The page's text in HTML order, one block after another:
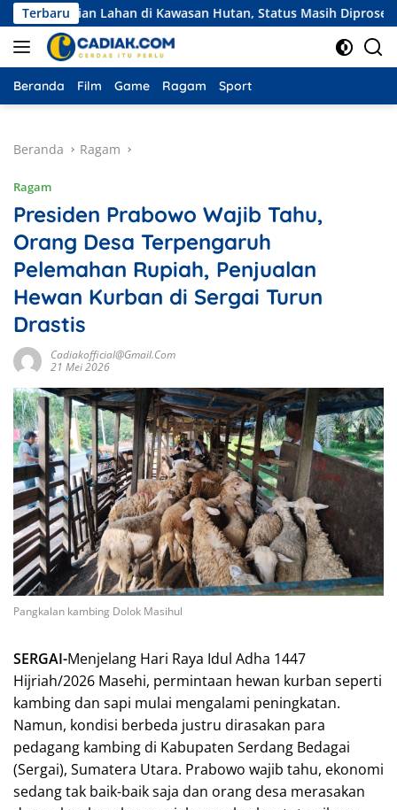
Langsung
ke
konten
Terbaru
Lahan di Kawasan Hutan, Status Masih Diproses
Beranda Film Game Ragam Sport
Beranda Ragam
Ragam
Presiden Prabowo Wajib Tahu,
Orang Desa Terpengaruh
Pelemahan Rupiah, Penjualan
Hewan Kurban di Sergai Turun
Drastis
Cadiakofficial@gmail.com
21 Mei 2026
Pangkalan kambing Dolok Masihul
SERGAI-Menjelang Hari Raya Idul Adha 1447
Hijriah/2026 Masehi, permintaan hewan kurban seperti
kambing dan sapi mulai mengalami peningkatan.
Namun, kondisi berbeda justru dirasakan para
pedagang kambing di Kabupaten Serdang Bedagai
(Sergai), Sumatera Utara. Prabowo wajib tahu, ekonomi
sedang tak baik-baik saja dan orang desa merasakan